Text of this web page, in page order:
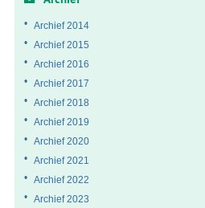
Archief 2014
Archief 2015
Archief 2016
Archief 2017
Archief 2018
Archief 2019
Archief 2020
Archief 2021
Archief 2022
Archief 2023